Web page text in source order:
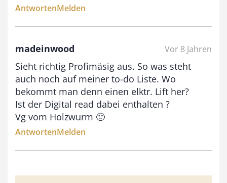
AntwortenMelden
madeinwood Vor 8 Jahren
Sieht richtig Profimäsig aus. So was steht
auch noch auf meiner to-do Liste. Wo
bekommt man denn einen elktr. Lift her?
Ist der Digital read dabei enthalten ?
Vg vom Holzwurm 🙂
AntwortenMelden